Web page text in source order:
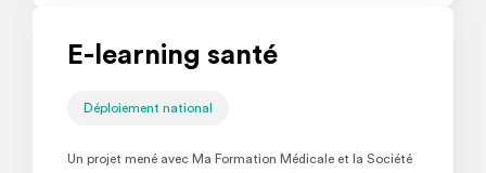
E-learning santé
Déploiement national
Un projet mené avec Ma Formation Médicale et la Société